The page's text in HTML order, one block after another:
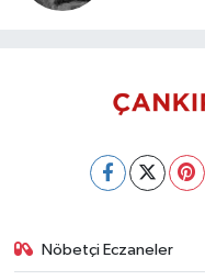
Nöbetçi Eczaneler